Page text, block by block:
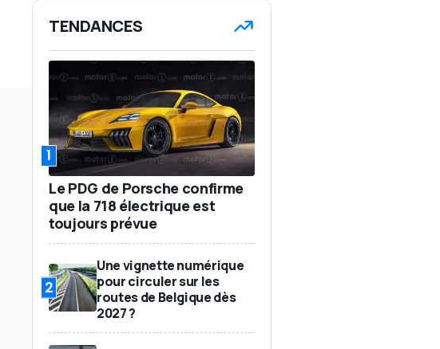
TENDANCES
1
Le PDG de Porsche confirme
que la 718 électrique est
toujours prévue
2
Une vignette numérique
pour circuler sur les
routes de Belgique dès
2027 ?